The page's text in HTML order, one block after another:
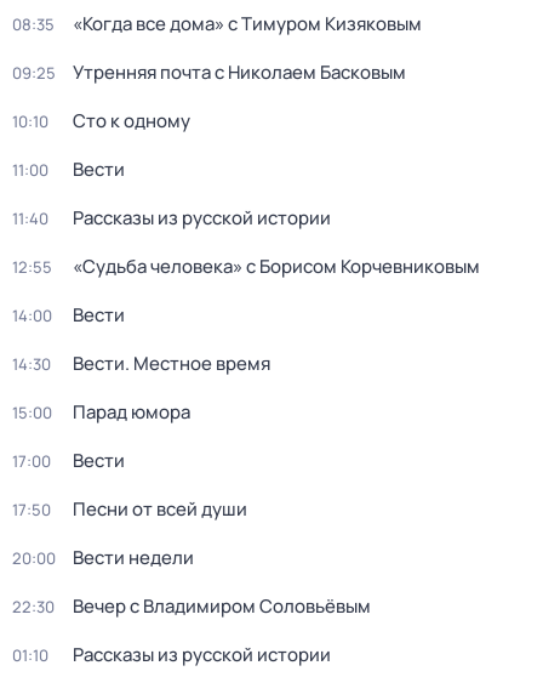
08:35 «Когда все дома» с Тимуром Кизяковым
09:25 Утренняя почта с Николаем Басковым
10:10 Сто к одному
11:00 Вести
11:40 Рассказы из русской истории
12:55 «Судьба человека» с Борисом Корчевниковым
14:00 Вести
14:30 Вести. Местное время
15:00 Парад юмора
17:00 Вести
17:50 Песни от всей души
20:00 Вести недели
22:30 Вечер с Владимиром Соловьёвым
01:10 Рассказы из русской истории